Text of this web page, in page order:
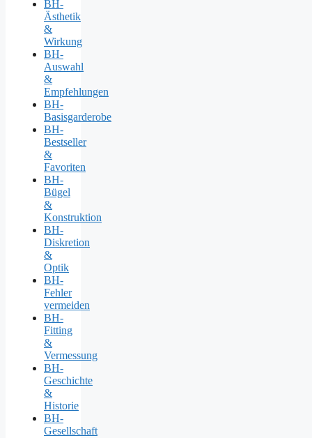
BH-
Ästhetik
&
Wirkung
BH-
Auswahl
&
Empfehlungen
BH-
Basisgarderobe
BH-
Bestseller
&
Favoriten
BH-
Bügel
&
Konstruktion
BH-
Diskretion
&
Optik
BH-
Fehler
vermeiden
BH-
Fitting
&
Vermessung
BH-
Geschichte
&
Historie
BH-
Gesellschaft